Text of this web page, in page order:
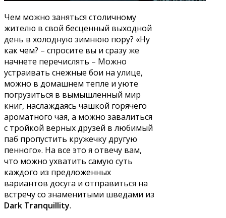
Чем можно заняться столичному
жителю в свой бесценный выходной
день в холодную зимнюю пору? «Ну
как чем? – спросите вы и сразу же
начнете перечислять – Можно
устраивать снежные бои на улице,
можно в домашнем тепле и уюте
погрузиться в вымышленный мир
книг, наслаждаясь чашкой горячего
ароматного чая, а можно завалиться
с тройкой верных друзей в любимый
паб пропустить кружечку другую
пенного». На все это я отвечу вам,
что можно ухватить самую суть
каждого из предложенных
вариантов досуга и отправиться на
встречу со знаменитыми шведами из
Dark Tranquillity.